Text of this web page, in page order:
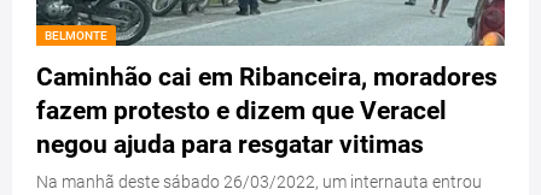
BELMONTE
Caminhão cai em Ribanceira, moradores
fazem protesto e dizem que Veracel
negou ajuda para resgatar vitimas
Na manhã deste sábado 26/03/2022, um internauta entrou